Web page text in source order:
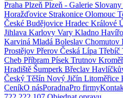
Praha Plzeň Plzeň - Galerie Slovany
Horažďovice Strakonice Olomouc
České Budějovice Hradec Králové
Jihlava Karlovy Vary Kladno
Karviná Mladá Boleslav Chomutov
Prostějov Přerov Česká Lípa Třebíč
Cheb Příbram Písek Trutnov
Hradiště Šumperk Břeclav
Český Těšín Nový Jičín Litoměřice
CeníkO násPoradnaPro firmy